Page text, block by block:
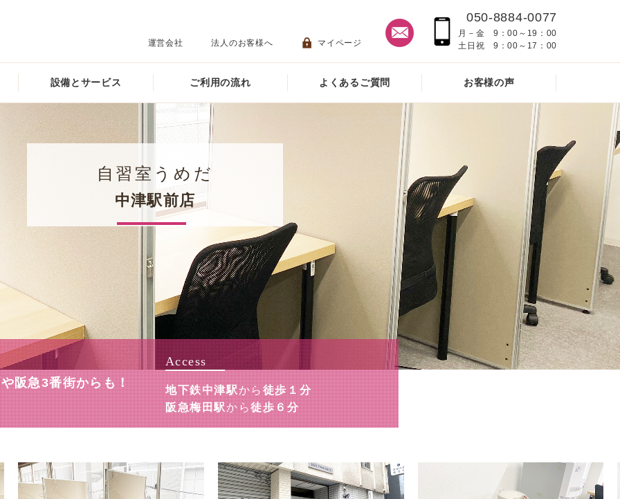
運営会社 法人のお客様へ マイページ
050-8884-0077
月－金 9：00～19：00
土日祝 9：00～17：00
設備とサービス ご利用の流れ よくあるご質問 お客様の声
自習室うめだ
中津駅前店
阪急3番街からも！
Access
地下鉄中津駅から徒歩１分
阪急梅田駅から徒歩６分